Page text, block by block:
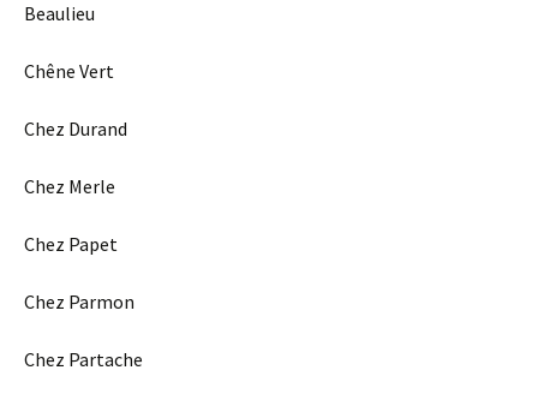
Beaulieu
Chêne Vert
Chez Durand
Chez Merle
Chez Papet
Chez Parmon
Chez Partache